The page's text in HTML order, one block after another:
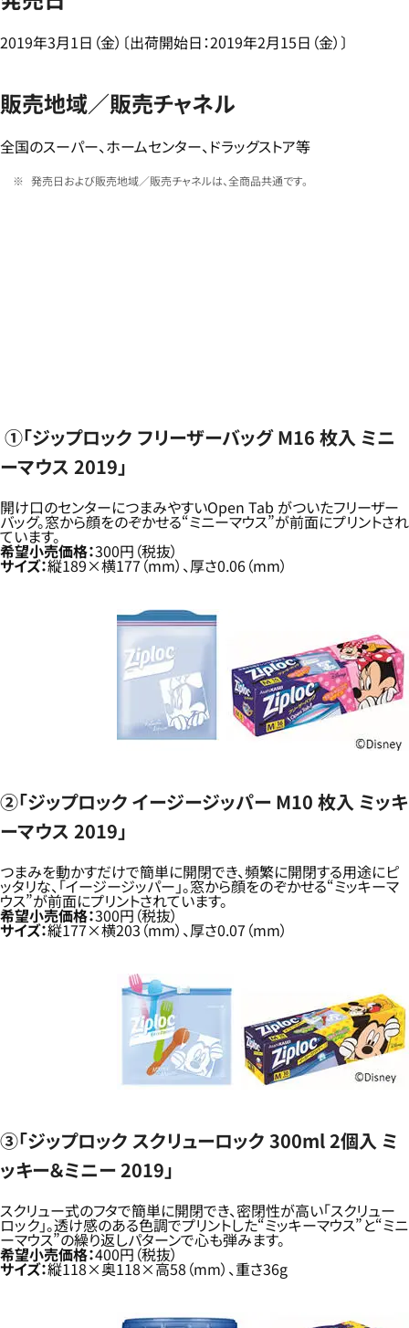
2019年3月1日（金）〔出荷開始日：2019年2月15日（金）〕
販売地域／販売チャネル
全国のスーパー、ホームセンター、ドラッグストア等
発売日および販売地域／販売チャネルは、全商品共通です。
①「ジップロック フリーザーバッグ M16 枚入 ミニ
ーマウス 2019」
開け口のセンターにつまみやすいOpen Tab がついたフリーザー
バッグ。窓から顔をのぞかせる“ミニーマウス”が前面にプリントされ
ています。
希望小売価格：300円（税抜）
サイズ：縦189×横177（mm）、厚さ0.06（mm）
②「ジップロック イージージッパー M10 枚入 ミッキ
ーマウス 2019」
つまみを動かすだけで簡単に開閉でき、頻繁に開閉する用途にピ
ッタリな、「イージージッパー」。窓から顔をのぞかせる“ミッキーマ
ウス”が前面にプリントされています。
希望小売価格：300円（税抜）
サイズ：縦177×横203（mm）、厚さ0.07（mm）
③「ジップロック スクリューロック 300ml 2個入 ミ
ッキー＆ミニー 2019」
スクリュー式のフタで簡単に開閉でき、密閉性が高い「スクリュー
ロック」。透け感のある色調でプリントした“ミッキーマウス”と“ミニ
ーマウス”の繰り返しパターンで心も弾みます。
希望小売価格：400円（税抜）
サイズ：縦118×奥118×高58（mm）、重さ36g